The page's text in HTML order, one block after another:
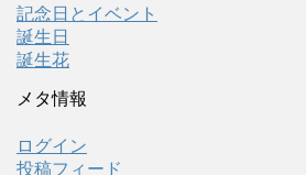
記念日とイベント
誕生日
誕生花
メタ情報
ログイン
投稿フィード